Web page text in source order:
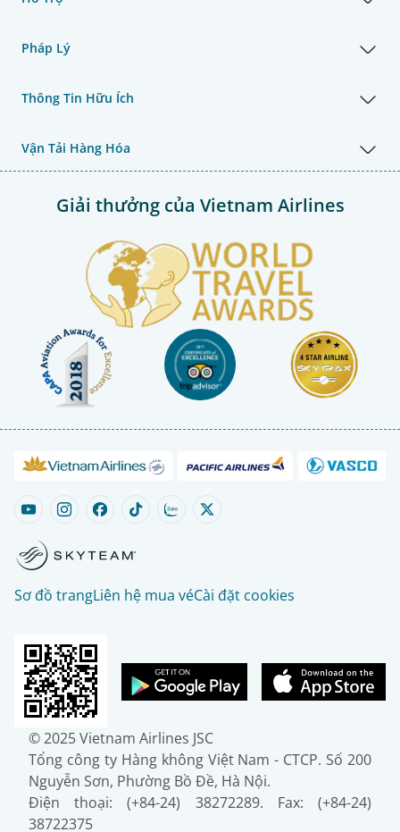
Pháp Lý
Thông Tin Hữu Ích
Vận Tải Hàng Hóa
Giải thưởng của Vietnam Airlines
Sơ đồ trangLiên hệ mua véCài đặt cookies
© 2025 Vietnam Airlines JSC
Tổng công ty Hàng không Việt Nam - CTCP. Số 200
Nguyễn Sơn, Phường Bồ Đề, Hà Nội.
Điện thoại: (+84-24) 38272289. Fax: (+84-24)
38722375